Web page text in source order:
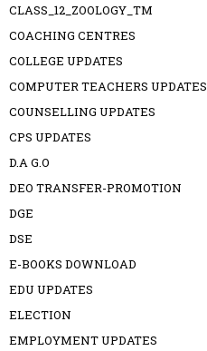
CLASS_12_ZOOLOGY_TM
COACHING CENTRES
COLLEGE UPDATES
COMPUTER TEACHERS UPDATES
COUNSELLING UPDATES
CPS UPDATES
D.A G.O
DEO TRANSFER-PROMOTION
DGE
DSE
E-BOOKS DOWNLOAD
EDU UPDATES
ELECTION
EMPLOYMENT UPDATES